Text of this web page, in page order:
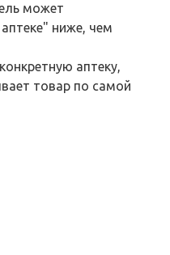
может
ниже, чем
аптеку,
товар по самой